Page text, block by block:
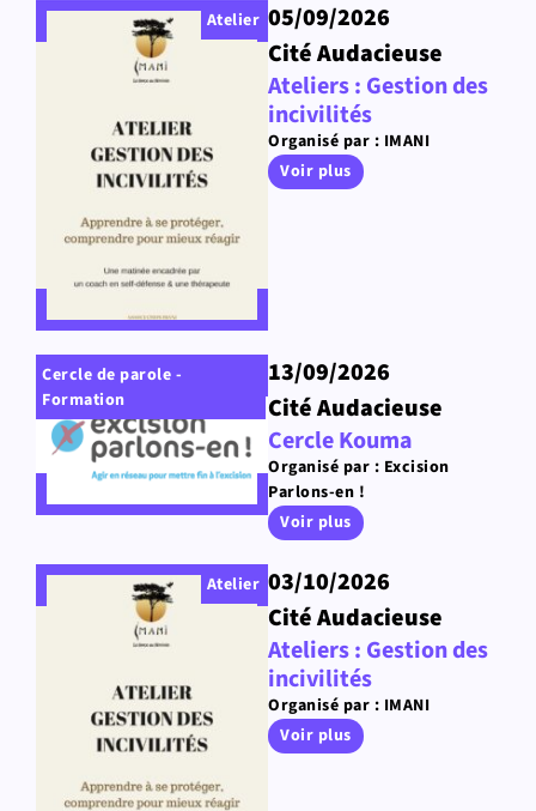
Atelier 05/09/2026
Cité Audacieuse
Ateliers : Gestion des
incivilités
Organisé par : IMANI
Voir plus
Cercle de parole -
Formation
13/09/2026
Cité Audacieuse
Cercle Kouma
Organisé par : Excision
Parlons-en !
Voir plus
Atelier 03/10/2026
Cité Audacieuse
Ateliers : Gestion des
incivilités
Organisé par : IMANI
Voir plus